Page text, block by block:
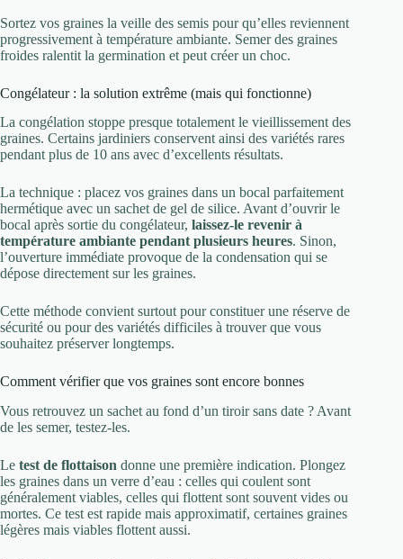
Sortez vos graines la veille des semis pour qu’elles reviennent
progressivement à température ambiante. Semer des graines
froides ralentit la germination et peut créer un choc.
Congélateur : la solution extrême (mais qui fonctionne)
La congélation stoppe presque totalement le vieillissement des
graines. Certains jardiniers conservent ainsi des variétés rares
pendant plus de 10 ans avec d’excellents résultats.
La technique : placez vos graines dans un bocal parfaitement
hermétique avec un sachet de gel de silice. Avant d’ouvrir le
bocal après sortie du congélateur, laissez-le revenir à
température ambiante pendant plusieurs heures. Sinon,
l’ouverture immédiate provoque de la condensation qui se
dépose directement sur les graines.
Cette méthode convient surtout pour constituer une réserve de
sécurité ou pour des variétés difficiles à trouver que vous
souhaitez préserver longtemps.
Comment vérifier que vos graines sont encore bonnes
Vous retrouvez un sachet au fond d’un tiroir sans date ? Avant
de les semer, testez-les.
Le test de flottaison donne une première indication. Plongez
les graines dans un verre d’eau : celles qui coulent sont
généralement viables, celles qui flottent sont souvent vides ou
mortes. Ce test est rapide mais approximatif, certaines graines
légères mais viables flottent aussi.